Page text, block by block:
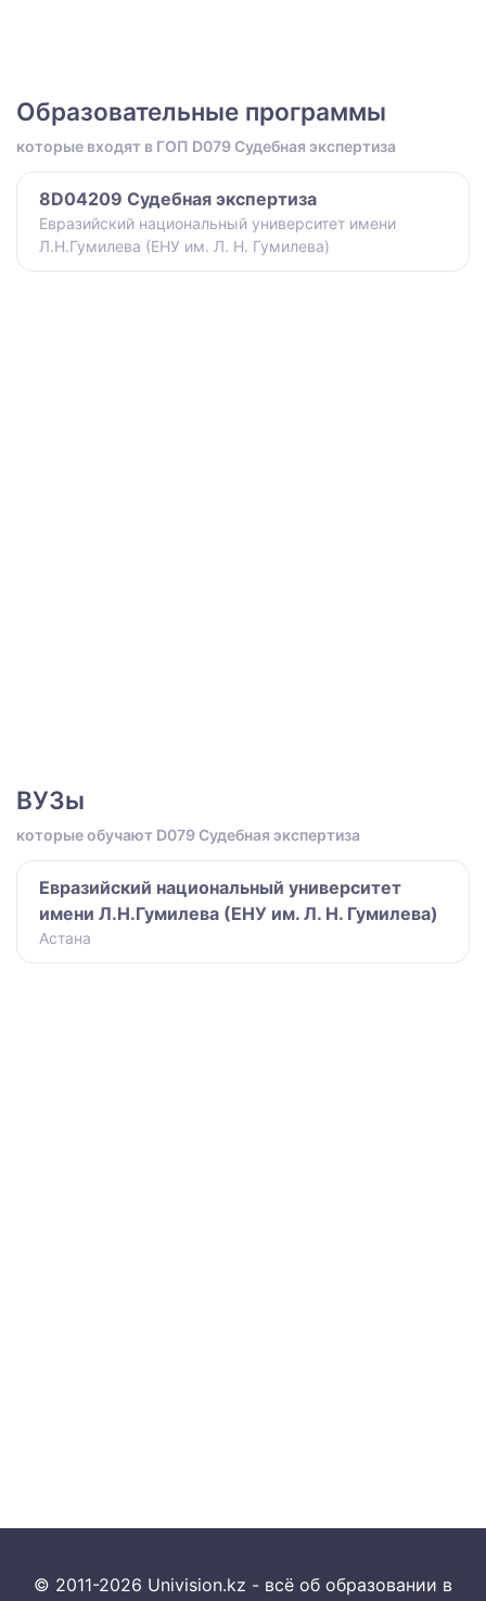
Образовательные программы
которые входят в ГОП D079 Судебная экспертиза
8D04209 Судебная экспертиза
Евразийский национальный университет имени
Л.Н.Гумилева (ЕНУ им. Л. Н. Гумилева)
ВУЗы
которые обучают D079 Судебная экспертиза
Евразийский национальный университет
имени Л.Н.Гумилева (ЕНУ им. Л. Н. Гумилева)
Астана
© 2011-2026 Univision.kz - всё об образовании в